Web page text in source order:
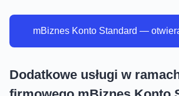
mBiznes Konto Standard —
Dodatkowe usługi w